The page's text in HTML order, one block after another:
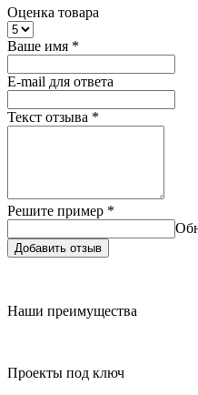
Оценка товара
Ваше имя *
E-mail для ответа
Текст отзыва *
Решите пример *
Добавить отзыв
Наши преимущества
Проекты под ключ